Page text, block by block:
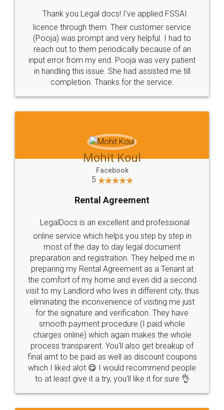
Thank you Legal docs! I've applied FSSAI
licence through them. Their customer service
(Pooja) was prompt and very helpful. I had to
reach out to them periodically because of an
input error from my end. Pooja was very patient
in handling this issue. She had assisted me till
completion. Thanks for the service.
Mohit Koul
Facebook
5
Rental Agreement
LegalDocs is an excellent and professional
online service which helps you step by step in
most of the day to day legal document
preparation and registration. They helped me in
preparing my Rental Agreement as a Tenant at
the comfort of my home and even did a second
visit to my Landlord who lives in different city, thus
eliminating the inconvenience of visiting me just
for the signature and verification. They have
smooth payment procedure (I paid whole
charges online) which again makes the whole
process transparent. You'll also get breakup of
final amt to be paid as well as discount coupons
which I liked alot 😋 I would recommend people
to at least give it a try, you'll like it for sure 👌